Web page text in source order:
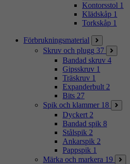
Kontorsstol 1
Klädskåp 1
Torkskåp 1
Förbrukningsmaterial
Skruv och plugg 37
Bandad skruv 4
Gipsskruv 1
Träskruv 1
Expanderbult 2
Bits 27
Spik och klammer 18
Dyckert 2
Bandad spik 8
Stålspik 2
Ankarspik 2
Pappspik 1
Märka och markera 19